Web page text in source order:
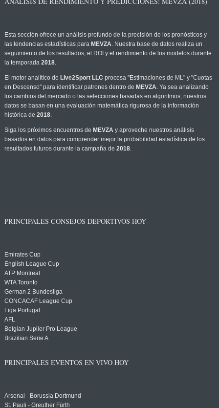
Esta sección ofrece un análisis profundo de la precisión de los pronósticos y
las tendencias estadísticas para MEVZA. Nuestra base de datos realiza un
seguimiento de los resultados, el ROI y el rendimiento de los modelos durante
la temporada 2018.
El motor analítico de Live2Sport LLC procesa "Estimaciones de ML" y "Cuotas
en Descenso" para identificar patrones dentro de MEVZA. Ya sea analizando
los cambios del mercado o las selecciones basadas en algoritmos, nuestros
datos se basan en una evaluación matemática rigurosa de la información
histórica de 2018.
Siga los próximos encuentros de MEVZAy aproveche nuestros análisis
basados en datos para comprender mejor la probabilidad estadística de los
resultados futuros durante la campaña de 2018.
PRINCIPALES CONSEJOS DEPORTIVOS HOY
Emirates Cup
English League Cup
ATP Montreal
WTA Toronto
German 2 Bundesliga
CONCACAF League Cup
Liga Portugal
AFL
Belgian Jupiler Pro League
Brazilian Serie A
PRINCIPALES EVENTOS EN VIVO HOY
Arsenal - Borussia Dortmund
St. Pauli - Greuther Fürth